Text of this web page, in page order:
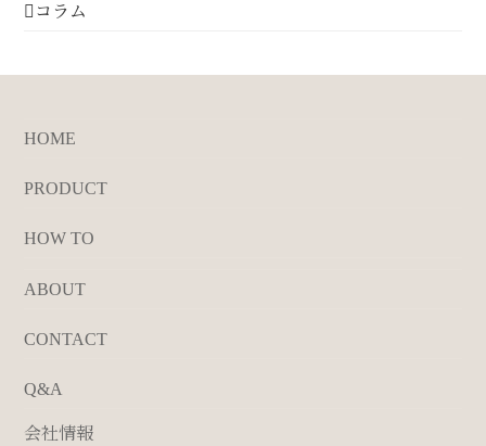
コラム
HOME
PRODUCT
HOW TO
ABOUT
CONTACT
Q&A
会社情報